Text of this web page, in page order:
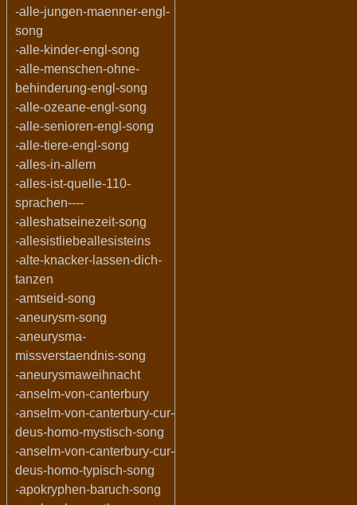
-alle-jungen-maenner-engl-
song
-alle-kinder-engl-song
-alle-menschen-ohne-
behinderung-engl-song
-alle-ozeane-engl-song
-alle-senioren-engl-song
-alle-tiere-engl-song
-alles-in-allem
-alles-ist-quelle-110-
sprachen----
-alleshatseinezeit-song
-allesistliebeallesisteins
-alte-knacker-lassen-dich-
tanzen
-amtseid-song
-aneurysm-song
-aneurysma-
missverstaendnis-song
-aneurysmaweihnacht
-anselm-von-canterbury
-anselm-von-canterbury-cur-
deus-homo-mystisch-song
-anselm-von-canterbury-cur-
deus-homo-typisch-song
-apokryphen-baruch-song